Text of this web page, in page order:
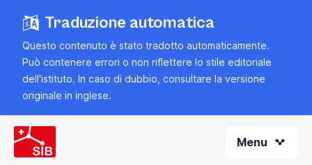
contenuto
principale
Traduzione automatica
Questo contenuto è stato tradotto automaticamente.
Può contenere errori o non riflettere lo stile editoriale
dell'istituto. In caso di dubbio, consultare la versione
originale in inglese.
Menu